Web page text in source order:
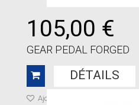
105,00 €
GEAR PEDAL FORGED
DÉTAILS
Ajouter à ma liste de cadeaux